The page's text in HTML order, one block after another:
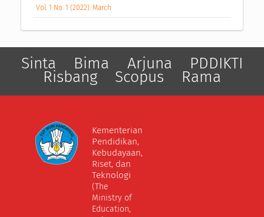
Vol. 1 No. 1 (2022): March
Sinta Bima Arjuna PDDIKTI
Risbang Scopus Rama
Kementerian
Pendidikan,
Kebudayaan,
Riset, dan
Teknologi
(The
Ministry of
Education,